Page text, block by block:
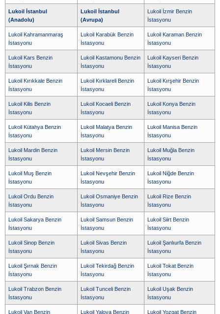
Lukoil İstanbul
(Anadolu)
Lukoil İstanbul
(Avrupa)
Lukoil İzmir Benzin
İstasyonu
Lukoil Kahramanmaraş
İstasyonu
Lukoil Karabük Benzin
İstasyonu
Lukoil Karaman Benzin
İstasyonu
Lukoil Kars Benzin
İstasyonu
Lukoil Kastamonu Benzin
İstasyonu
Lukoil Kayseri Benzin
İstasyonu
Lukoil Kırıkkale Benzin
İstasyonu
Lukoil Kırklareli Benzin
İstasyonu
Lukoil Kırşehir Benzin
İstasyonu
Lukoil Kilis Benzin
İstasyonu
Lukoil Kocaeli Benzin
İstasyonu
Lukoil Konya Benzin
İstasyonu
Lukoil Kütahya Benzin
İstasyonu
Lukoil Malatya Benzin
İstasyonu
Lukoil Manisa Benzin
İstasyonu
Lukoil Mardin Benzin
İstasyonu
Lukoil Mersin Benzin
İstasyonu
Lukoil Muğla Benzin
İstasyonu
Lukoil Muş Benzin
İstasyonu
Lukoil Nevşehir Benzin
İstasyonu
Lukoil Niğde Benzin
İstasyonu
Lukoil Ordu Benzin
İstasyonu
Lukoil Osmaniye Benzin
İstasyonu
Lukoil Rize Benzin
İstasyonu
Lukoil Sakarya Benzin
İstasyonu
Lukoil Samsun Benzin
İstasyonu
Lukoil Siirt Benzin
İstasyonu
Lukoil Sinop Benzin
İstasyonu
Lukoil Sivas Benzin
İstasyonu
Lukoil Şanlıurfa Benzin
İstasyonu
Lukoil Şırnak Benzin
İstasyonu
Lukoil Tekirdağ Benzin
İstasyonu
Lukoil Tokat Benzin
İstasyonu
Lukoil Trabzon Benzin
İstasyonu
Lukoil Tunceli Benzin
İstasyonu
Lukoil Uşak Benzin
İstasyonu
Lukoil Van Benzin Lukoil Yalova Benzin Lukoil Yozgat Benzin